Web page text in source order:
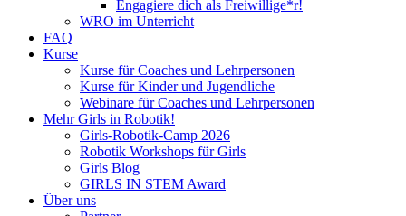
Engagiere dich als Freiwillige*r!
WRO im Unterricht
FAQ
Kurse
Kurse für Coaches und Lehrpersonen
Kurse für Kinder und Jugendliche
Webinare für Coaches und Lehrpersonen
Mehr Girls in Robotik!
Girls-Robotik-Camp 2026
Robotik Workshops für Girls
Girls Blog
GIRLS IN STEM Award
Über uns